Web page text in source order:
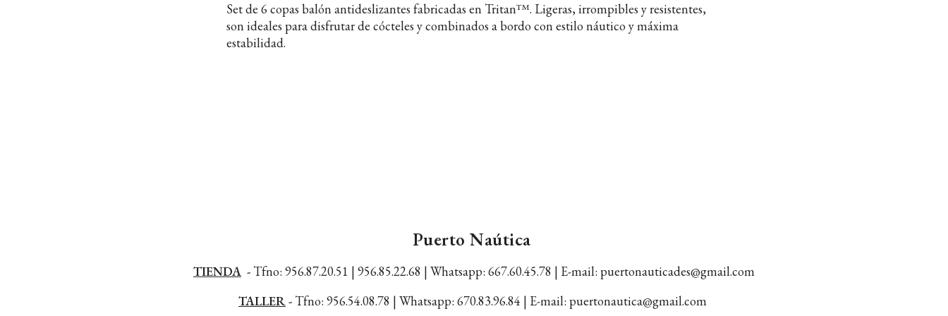
Set de 6 copas balón antideslizantes fabricadas en Tritan™. Ligeras, irrompibles y resistentes,
son ideales para disfrutar de cócteles y combinados a bordo con estilo náutico y máxima
estabilidad.
Puerto Naútica
TIENDA - Tfno: 956.87.20.51 | 956.85.22.68 | Whatsapp: 667.60.45.78 | E-mail: puertonauticades@gmail.com
TALLER- Tfno: 956.54.08.78 | Whatsapp: 670.83.96.84 | E-mail: puertonautica@gmail.com